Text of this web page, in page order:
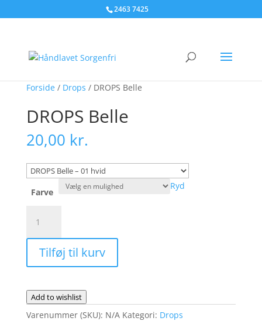
2463 7425
Forside/ Drops / DROPS Belle
DROPS Belle
20,00 kr.
Farve
Ryd
Belle
antal
Tilføj til kurv
Add to wishlist
Varenummer (SKU): N/A Kategori: Drops
Tilbud!